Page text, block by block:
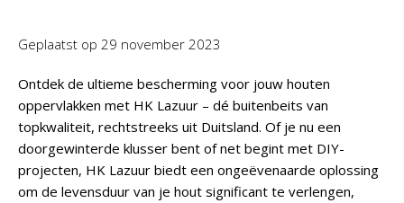
Geplaatst op 29 november 2023
Ontdek de ultieme bescherming voor jouw houten
oppervlakken met HK Lazuur – dé buitenbeits van
topkwaliteit, rechtstreeks uit Duitsland. Of je nu een
doorgewinterde klusser bent of net begint met DIY-
projecten, HK Lazuur biedt een ongeëvenaarde oplossing
om de levensduur van je hout significant te verlengen,